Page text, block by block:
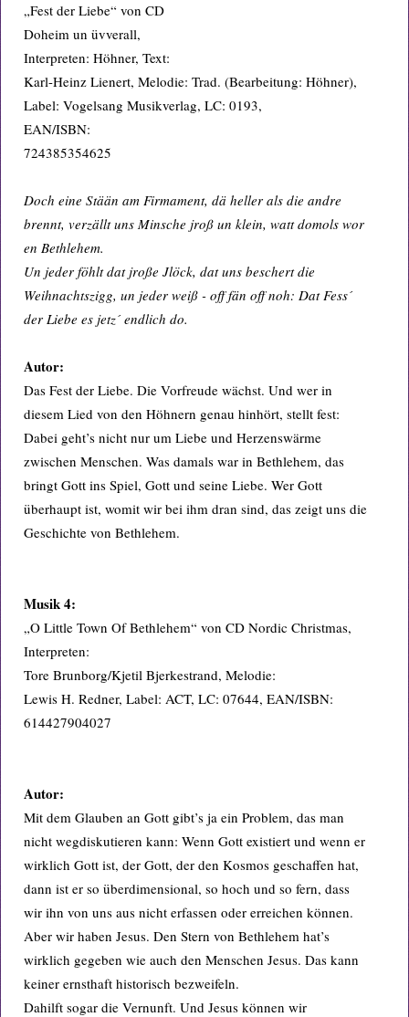
„Fest der Liebe“ von CD
Doheim un üvverall,
Interpreten: Höhner, Text:
Karl-Heinz Lienert, Melodie: Trad. (Bearbeitung: Höhner),
Label: Vogelsang Musikverlag, LC: 0193,
EAN/ISBN:
724385354625
Doch eine Stään am Firmament, dä heller als die andre
brennt, verzällt uns Minsche jroß un klein, watt domols wor
en Bethlehem.
Un jeder föhlt dat jroße Jlöck, dat uns beschert die
Weihnachtszigg, un jeder weiß - off fän off noh: Dat Fess´
der Liebe es jetz´ endlich do.
Autor:
Das Fest der Liebe. Die Vorfreude wächst. Und wer in
diesem Lied von den Höhnern genau hinhört, stellt fest:
Dabei geht’s nicht nur um Liebe und Herzenswärme
zwischen Menschen. Was damals war in Bethlehem, das
bringt Gott ins Spiel, Gott und seine Liebe. Wer Gott
überhaupt ist, womit wir bei ihm dran sind, das zeigt uns die
Geschichte von Bethlehem.
Musik 4:
„O Little Town Of Bethlehem“ von CD Nordic Christmas,
Interpreten:
Tore Brunborg/Kjetil Bjerkestrand, Melodie:
Lewis H. Redner, Label: ACT, LC: 07644, EAN/ISBN:
614427904027
Autor:
Mit dem Glauben an Gott gibt’s ja ein Problem, das man
nicht wegdiskutieren kann: Wenn Gott existiert und wenn er
wirklich Gott ist, der Gott, der den Kosmos geschaffen hat,
dann ist er so überdimensional, so hoch und so fern, dass
wir ihn von uns aus nicht erfassen oder erreichen können.
Aber wir haben Jesus. Den Stern von Bethlehem hat’s
wirklich gegeben wie auch den Menschen Jesus. Das kann
keiner ernsthaft historisch bezweifeln.
Dahilft sogar die Vernunft. Und Jesus können wir